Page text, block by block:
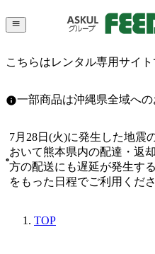
こちらはレンタル専用サイト
一部商品は沖縄県全域へ
7月28日(火)に発生した地震
おいて熊本県内の配達・返
方の配送にも遅延が発生す
をもった日程でご利用くださ
TOP